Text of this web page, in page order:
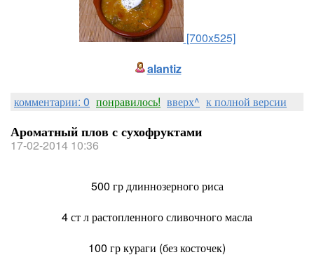
[700x525]
alantiz
комментарии: 0 понравилось! вверх^ к полной версии
Ароматный плов с сухофруктами
17-02-2014 10:36
500 гр длиннозерного риса
4 ст л растопленного сливочного масла
100 гр кураги (без косточек)